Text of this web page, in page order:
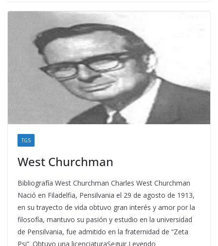
TGS
West Churchman
Bibliografía West Churchman Charles West Churchman
Nació en Filadelfia, Pensilvania el 29 de agosto de 1913,
en su trayecto de vida obtuvo gran interés y amor por la
filosofía, mantuvo su pasión y estudio en la universidad
de Pensilvania, fue admitido en la fraternidad de “Zeta
Psi”. Obtuvo una licenciaturaSeguir Leyendo